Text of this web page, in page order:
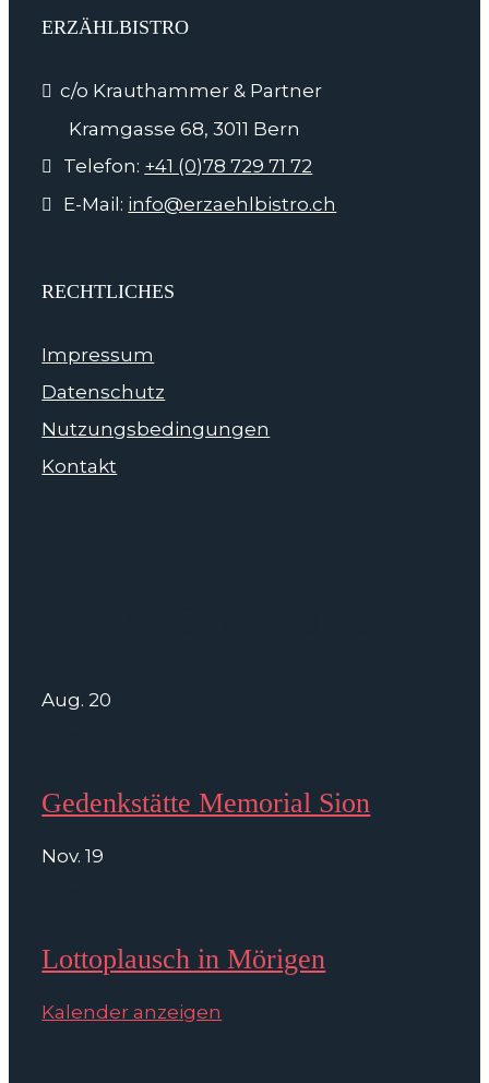
ERZÄHLBISTRO
c/o Krauthammer & Partner
Kramgasse 68, 3011 Bern
Telefon: +41 (0)78 729 71 72
E-Mail: info@erzaehlbistro.ch
RECHTLICHES
Impressum
Datenschutz
Nutzungsbedingungen
Kontakt
Aug. 20
Gedenkstätte Memorial Sion
Nov.19
Lottoplausch in Mörigen
Kalender anzeigen